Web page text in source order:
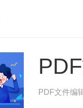
PDF文件编